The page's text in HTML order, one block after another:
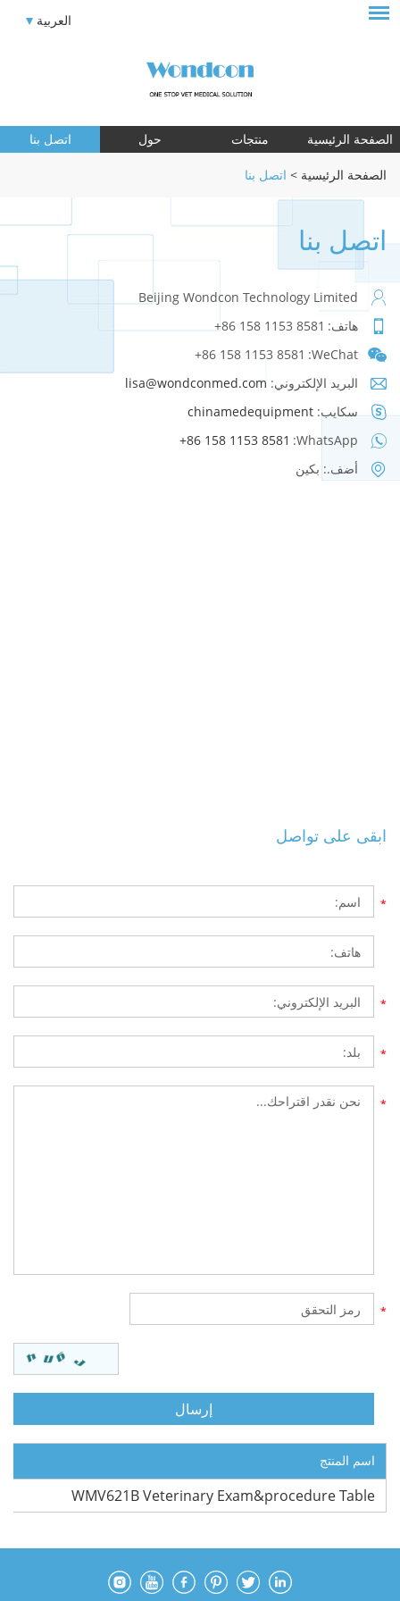
العربية
الصفحة الرئيسية منتجات حول اتصل بنا
الصفحة الرئيسية > اتصل بنا
اتصل بنا
Beijing Wondcon Technology Limited
هاتف: +86 158 1153 8581
WeChat:
+86 158 1153 8581
البريد الإلكتروني: lisa@wondconmed.com
سكايب: chinamedequipment
WhatsApp:
+86 158 1153 8581
أضف.: بكين
ابقى على تواصل
اسم المنتج
WMV621B Veterinary Exam&procedure Table